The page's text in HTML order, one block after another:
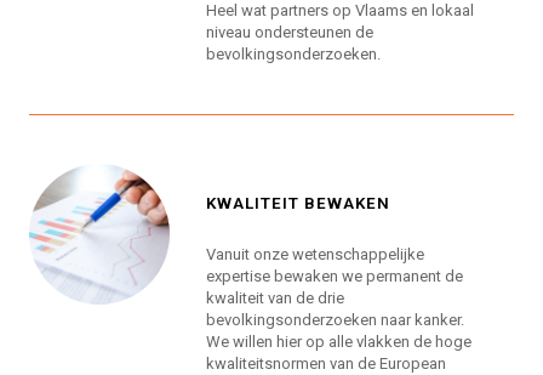
Heel wat partners op Vlaams en lokaal
niveau ondersteunen de
bevolkingsonderzoeken.
KWALITEIT BEWAKEN
Vanuit onze wetenschappelijke
expertise bewaken we permanent de
kwaliteit van de drie
bevolkingsonderzoeken naar kanker.
We willen hier op alle vlakken de hoge
kwaliteitsnormen van de European